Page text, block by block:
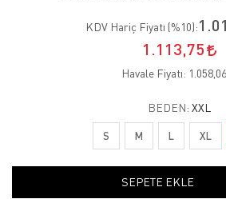
KDV Hariç Fiyatı (%10):
1.113,75
Havale Fiyatı: 1.058,06
BEDEN: XXL
S M L XL
SEPETE EKLE